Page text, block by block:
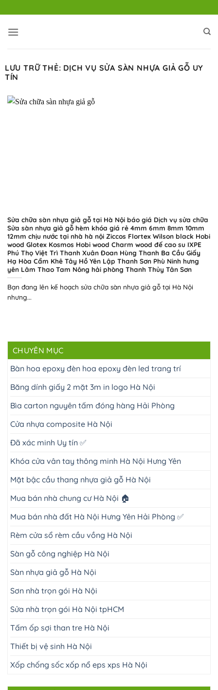
qua
nội
LƯU TRỮ THẺ: DỊCH VỤ SỬA SÀN NHỰA GIẢ GỖ UY
TÍN
Sửa chữa sàn nhựa giả gỗ tại Hà Nội báo giá Dịch vụ sửa chữa
Sửa sàn nhựa giả gỗ hèm khóa giá rẻ 4mm 6mm 8mm 10mm
12mm chịu nước tại nhà hà nội Ziccos Flortex Wilson black Hobi
wood Glotex Kosmos Hobi wood Charm wood đế cao su IXPE
Phú Thọ Việt Trì Thanh Xuân Đoan Hùng Thanh Ba Cầu Giấy
Hạ Hòa Cẩm Khê Tây Hồ Yên Lập Thanh Sơn Phù Ninh hưng
yên Lâm Thao Tam Nông hải phòng Thanh Thủy Tân Sơn
Bạn đang lên kế hoạch sửa chữa sàn nhựa giả gỗ tại Hà Nội
nhưng...
CHUYÊN MỤC
Bàn hoa epoxy đèn hoa epoxy đèn led trang trí
Băng dính giấy 2 mặt 3m in logo Hà Nội
Bìa carton nguyên tấm đóng hàng Hải Phòng
Cửa nhựa composite Hà Nội
Đã xác minh Uy tín ✅
Khóa cửa vân tay thông minh Hà Nội Hưng Yên
Mặt bậc cầu thang nhựa giả gỗ Hà Nội
Mua bán nhà chung cư Hà Nội 🏠
Mua bán nhà đất Hà Nội Hưng Yên Hải Phòng ✅
Rèm cửa sổ rèm cầu vồng Hà Nội
Sàn gỗ công nghiệp Hà Nội
Sàn nhựa giả gỗ Hà Nội
Sơn nhà trọn gói Hà Nội
Sửa nhà trọn gói Hà Nội tpHCM
Tấm ốp sợi than tre Hà Nội
Thiết bị vệ sinh Hà Nội
Xốp chống sốc xốp nổ eps xps Hà Nội